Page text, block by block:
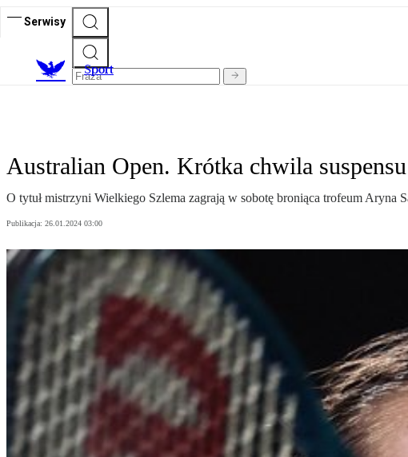
Serwisy
Sport
Australian Open. Krótka chwila suspensu
O tytuł mistrzyni Wielkiego Szlema zagrają w sobotę broniąca trofeum Aryna
Publikacja: 26.01.2024 03:00